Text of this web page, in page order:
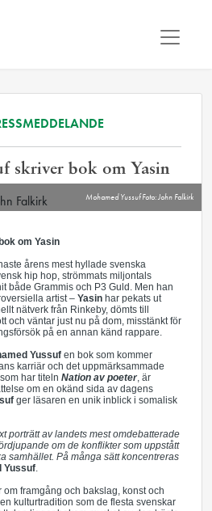
skriver bok om Yasin
Mohamed Yussuf Foto: John Falkirk
om Yasin
årens mest hyllade svenska
hip hop, strömmats miljontals
både Grammis och P3 Guld. Men han
artist – Yasin har pekats ut
nätverk från Rinkeby, dömts till
och väntar just nu på dom, misstänkt för
på en annan känd rappare.
Yussuf en bok som kommer
karriär och det uppmärksammade
har titeln Nation av poeter, är
om en okänd sida av dagens
ger läsaren en unik inblick i somalisk
porträtt av landets mest omdebatterade
om de konflikter som uppstått
samhället. På många sätt koncentreras
Yussuf.
framgång och bakslag, konst och
kulturtradition som de flesta svenskar